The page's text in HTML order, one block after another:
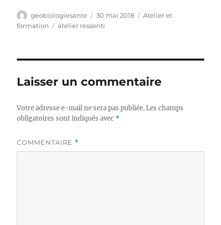
Auteur
geobiologiesante
Publié
le
30 mai 2018 Catégories
Atelier et
formation
Étiquettes
atelier ressenti
Laisser un commentaire
Votre adresse e-mail ne sera pas publiée. Les champs
obligatoires sont indiqués avec *
COMMENTAIRE *